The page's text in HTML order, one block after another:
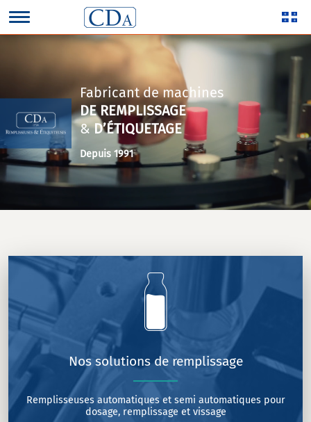
Fabricant de machines
DE REMPLISSAGE
&D’ÉTIQUETAGE
Depuis 1991
Nos solutions de remplissage
Remplisseuses automatiques et semi automatiques pour
dosage, remplissage et vissage